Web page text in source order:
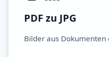
PDF zu JPG
Bilder aus